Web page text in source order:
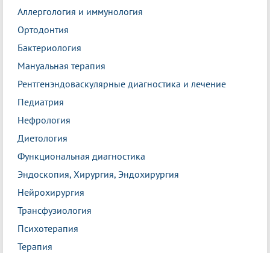
Аллергология и иммунология
Ортодонтия
Бактериология
Мануальная терапия
Рентгенэндоваскулярные диагностика и лечение
Педиатрия
Нефрология
Диетология
Функциональная диагностика
Эндоскопия, Хирургия, Эндохирургия
Нейрохирургия
Трансфузиология
Психотерапия
Терапия